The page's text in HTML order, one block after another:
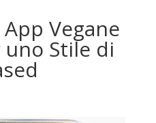
Vegane
Stile di